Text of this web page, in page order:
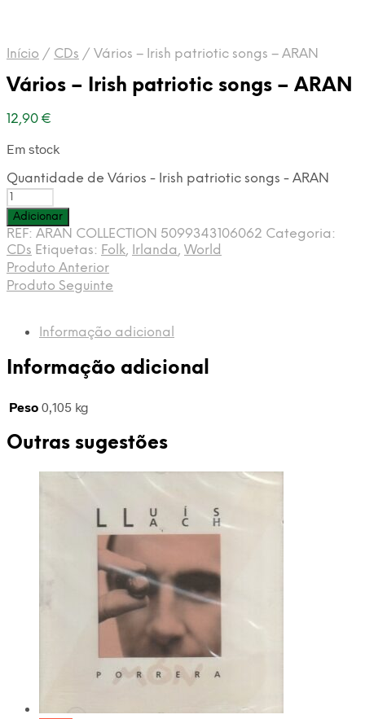
Início / CDs / Vários – Irish patriotic songs – ARAN
Vários – Irish patriotic songs – ARAN
12,90 €
Em stock
Quantidade de Vários - Irish patriotic songs - ARAN
Adicionar
REF: ARAN COLLECTION 5099343106062 Categoria:
CDs Etiquetas: Folk, Irlanda, World
Produto Anterior
Produto Seguinte
Informação adicional
Informação adicional
Peso 0,105 kg
Outras sugestões